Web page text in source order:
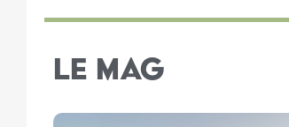
LE MAG